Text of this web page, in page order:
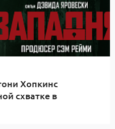
Хопкинс
схватке в